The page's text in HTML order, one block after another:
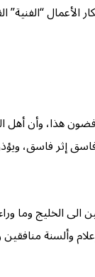
“الفنية”
هذا، وأن
إثر فاسق،
الخليج وما
وألسنة